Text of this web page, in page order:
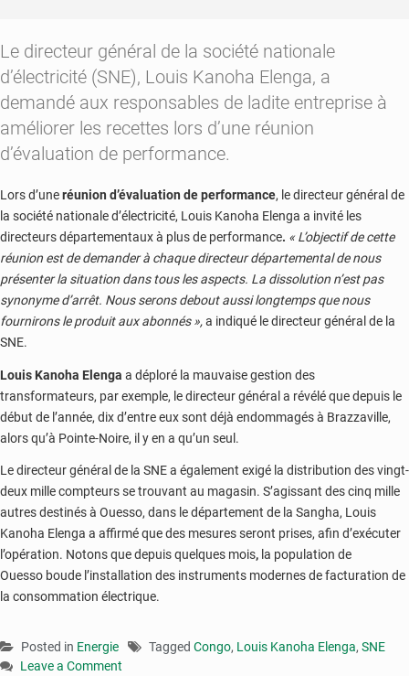
Le directeur général de la société nationale
d’électricité (SNE), Louis Kanoha Elenga, a
demandé aux responsables de ladite entreprise à
améliorer les recettes lors d’une réunion
d’évaluation de performance.
Lors d’uneréunion d’évaluation de performance, le directeur général de
la société nationale d’électricité, Louis Kanoha Elenga a invité les
directeurs départementaux à plus de performance. « L’objectif de cette
réunion est de demander à chaque directeur départemental de nous
présenter la situation dans tous les aspects. La dissolution n’est pas
synonyme d’arrêt. Nous serons debout aussi longtemps que nous
fournirons le produit aux abonnés »,a indiqué le directeur général de la
SNE.
Louis Kanoha Elenga a déploré la mauvaise gestion des
transformateurs, par exemple, le directeur général a révélé que depuis le
début de l’année, dix d’entre eux sont déjà endommagés à Brazzaville,
alors qu’à Pointe-Noire, il y en a qu’un seul.
Le directeur général de la SNE a également exigé la distribution des vingt-
deux mille compteurs se trouvant au magasin. S’agissant des cinq mille
autres destinés à Ouesso, dans le département de la Sangha, Louis
Kanoha Elenga a affirmé que des mesures seront prises, afin d’exécuter
l’opération. Notons que depuis quelques mois, la population de
Ouesso boude l’installation des instruments modernes de facturation de
la consommation électrique.
Posted in Energie Tagged Congo, Louis Kanoha Elenga, SNE
Leave a Comment